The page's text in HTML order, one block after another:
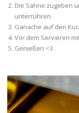
Die Sahne zugeben
unterrühren
Ganache auf den
Vor dem Servieren
Genießen <3